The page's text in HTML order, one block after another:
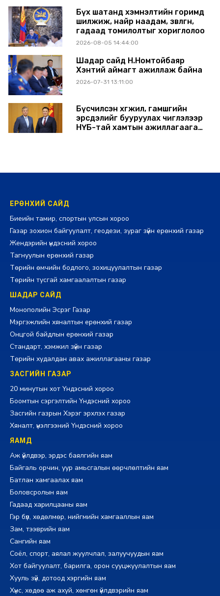
Бүх шатанд хэмнэлтийн горимд
шилжиж, найр наадам, зөвлөгөөн,
гадаад томилолтыг хориглолоо
2026-08-05 14:44:00
Шадар сайд Н.Номтойбаяр
Хэнтий аймагт ажиллаж байна
2026-07-31 13:11:00
Бүсчилсэн хөгжил, гамшгийн
эрсдэлийг бууруулах чиглэлээр
НҮБ-тай хамтын ажиллагаагаа
ЕРӨНХИЙ САЙД
Биеийн тамир, спортын улсын хороо
Газар зохион байгуулалт, геодези, зураг зүйн ерөнхий газар
Жендэрийн үндэсний хороо
Тагнуулын ерөнхий газар
Төрийн өмчийн бодлого, зохицуулалтын газар
Төрийн тусгай хамгаалалтын газар
ШАДАР САЙД
Монополийн Эсрэг Газар
Мэргэжлийн хяналтын ерөнхий газар
Онцгой байдлын ерөнхий газар
Стандарт, хэмжил зүйн газар
Төрийн худалдан авах ажиллагааны газар
ЗАСГИЙН ГАЗАР
20 минутын хот Үндэсний хороо
Боомтын сэргэлтийн Үндэсний хороо
Засгийн газрын Хэрэг эрхлэх газар
Хяналт, үнэлгээний Үндэсний хороо
ЯАМД
Аж үйлдвэр, эрдэс баялгийн яам
Байгаль орчин, уур амьсгалын өөрчлөлтийн яам
Батлан хамгаалах яам
Боловсролын яам
Гадаад харилцааны яам
Гэр бүл, хөдөлмөр, нийгмийн хамгааллын яам
Зам, тээврийн яам
Сангийн яам
Соёл, спорт, аялал жуулчлал, залуучуудын яам
Хот байгуулалт, барилга, орон сууцжуулалтын яам
Хууль зүй, дотоод хэргийн яам
Хүнс, хөдөө аж ахуй, хөнгөн үйлдвэрийн яам